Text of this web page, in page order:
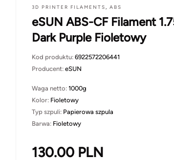
3D PRINTER FILAMENTS, ABS
eSUN ABS-CF Filament
Dark Purple Fioletowy
Kod produktu: 6922572206441
Producent: eSUN
Waga netto: 1000g
Kolor: Fioletowy
Typ szpuli: Papierowa szpula
Barwa: Fioletowy
130.00 PLN